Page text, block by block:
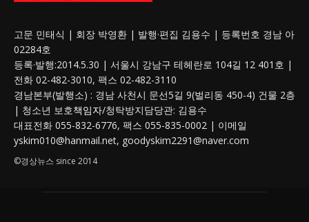
고문 민태식 | 회장 박영환 | 발행·편집 김용수 | 등록번호 경남 아
02284호
등록·발행:2014.5.30 | 서울시 강남구 테헤란로 104길 12 401호 |
전화 02-482-3010, 팩스 02-482-3110
경남본부(발행소) : 경남 사천시 문선5길 9(벌리동 450-4) 건물 2층
| 청소년 보호책임자/청탁방지담당관: 김용수
대표전화 055-832-6776, 팩스 055-835-0002 | 이메일
yskim010@hanmail.net, goodyskim2291@naver.com
©경상뉴스 since 2014